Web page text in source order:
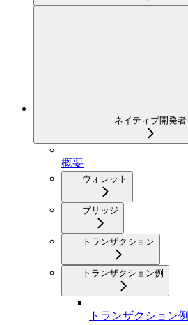
ネイティブ開発者
概要
ウォレット
ブリッジ
トランザクション
トランザクション例
トランザクション例